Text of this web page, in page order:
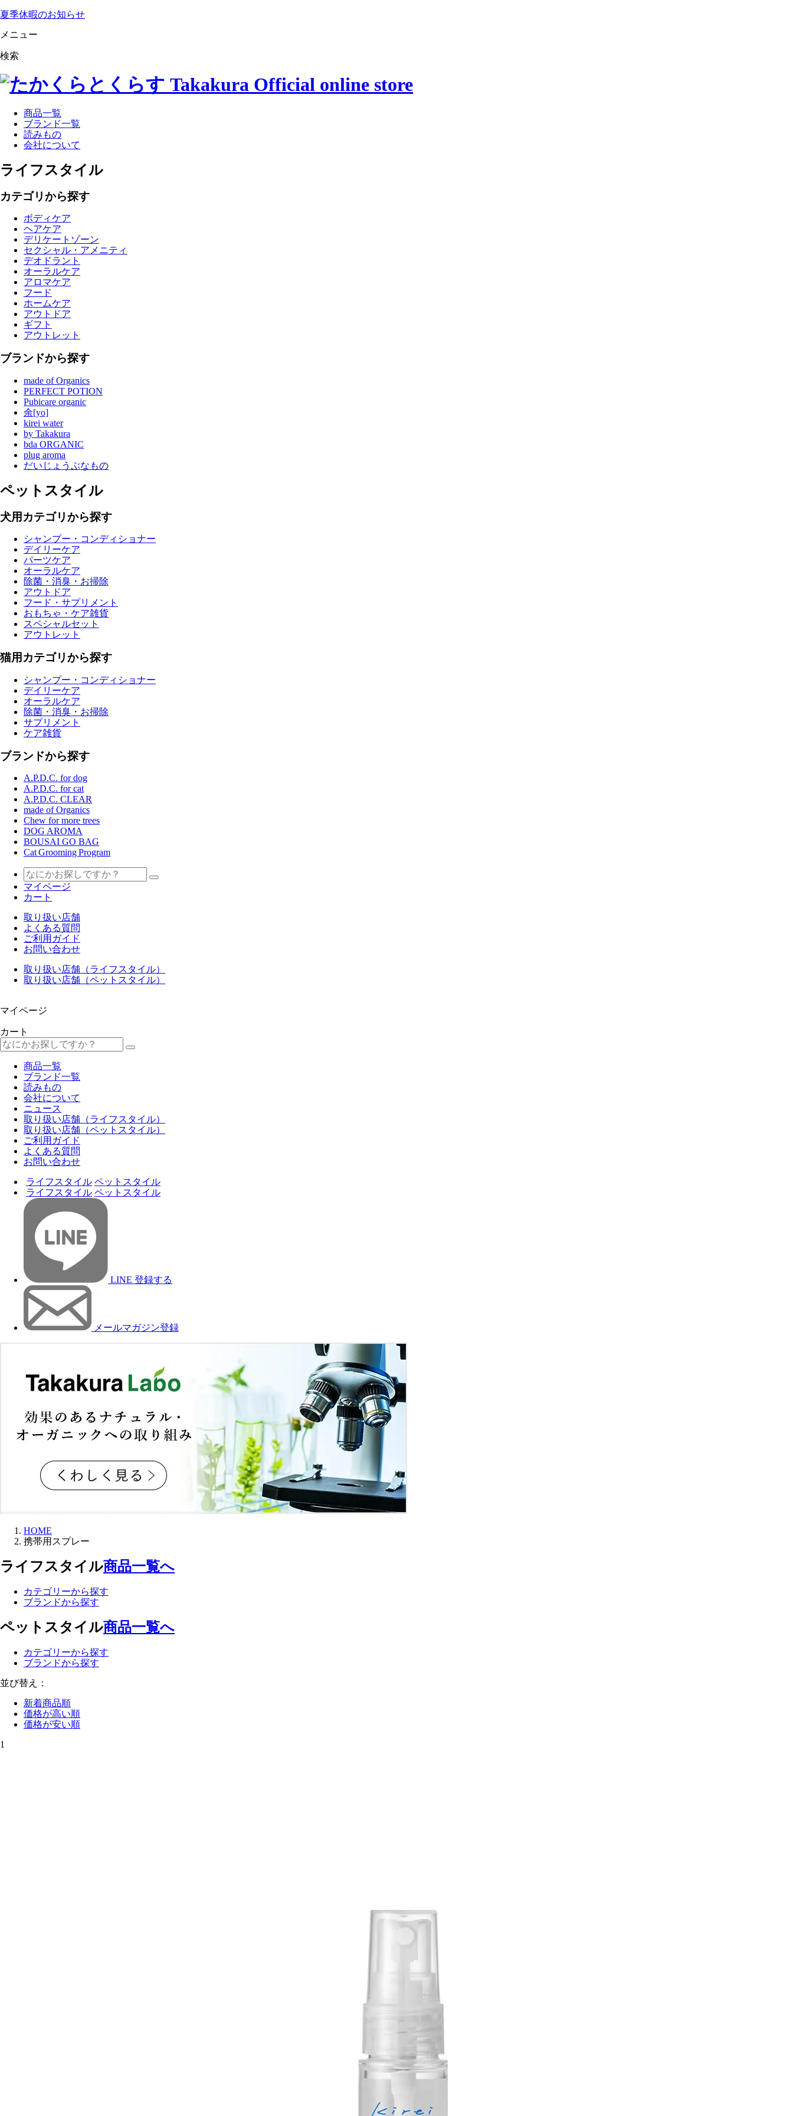
夏季休暇のお知らせ
メニュー
検索
商品一覧
ブランド一覧
読みもの
会社について
ライフスタイル
カテゴリから探す
ボディケア
ヘアケア
デリケートゾーン
セクシャル・アメニティ
デオドラント
オーラルケア
アロマケア
フード
ホームケア
アウトドア
ギフト
アウトレット
ブランドから探す
made of Organics
PERFECT POTION
Pubicare organic
余[yo]
kirei water
by Takakura
bda ORGANIC
plug aroma
だいじょうぶなもの
ペットスタイル
犬用カテゴリから探す
シャンプー・コンディショナー
デイリーケア
パーツケア
オーラルケア
除菌・消臭・お掃除
アウトドア
フード・サプリメント
おもちゃ・ケア雑貨
スペシャルセット
アウトレット
猫用カテゴリから探す
シャンプー・コンディショナー
デイリーケア
オーラルケア
除菌・消臭・お掃除
サプリメント
ケア雑貨
ブランドから探す
A.P.D.C. for dog
A.P.D.C. for cat
A.P.D.C. CLEAR
made of Organics
Chew for more trees
DOG AROMA
BOUSAI GO BAG
Cat Grooming Program
マイページ
カート
取り扱い店舗
よくある質問
ご利用ガイド
お問い合わせ
取り扱い店舗（ライフスタイル）
取り扱い店舗（ペットスタイル）
マイページ
カート
商品一覧
ブランド一覧
読みもの
会社について
ニュース
取り扱い店舗（ライフスタイル）
取り扱い店舗（ペットスタイル）
ご利用ガイド
よくある質問
お問い合わせ
ライフスタイル ペットスタイル
ライフスタイル ペットスタイル
LINE 登録する
メールマガジン登録
HOME
携帯用スプレー
ライフスタイル商品一覧へ
カテゴリーから探す
ブランドから探す
ペットスタイル商品一覧へ
カテゴリーから探す
ブランドから探す
並び替え：
新着商品順
価格が高い順
価格が安い順
1